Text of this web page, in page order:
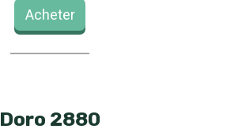
Acheter
Doro 2880